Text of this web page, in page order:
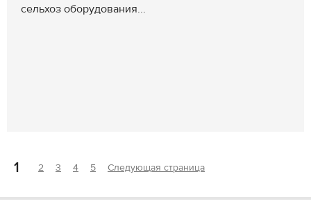
сельхоз оборудования...
1 2 3 4 5 Следующая страница